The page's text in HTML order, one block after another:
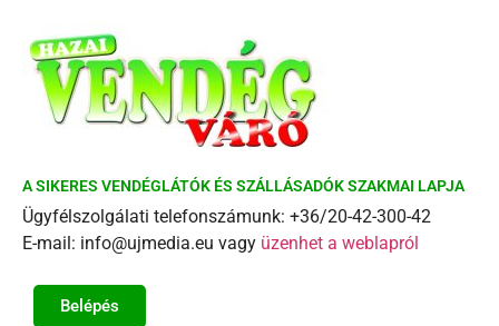
A SIKERES VENDÉGLÁTÓK ÉS SZÁLLÁSADÓK SZAKMAI LAPJA
Ügyfélszolgálati telefonszámunk: +36/20-42-300-42
E-mail: info@ujmedia.eu vagy üzenhet a weblapról
Belépés